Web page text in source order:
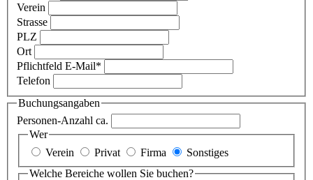
Verein
Strasse
PLZ
Ort
Pflichtfeld E-Mail*
Telefon
Buchungsangaben
Personen-Anzahl ca.
Wer
Verein
Privat Firma
Sonstiges
Welche Bereiche wollen Sie buchen?